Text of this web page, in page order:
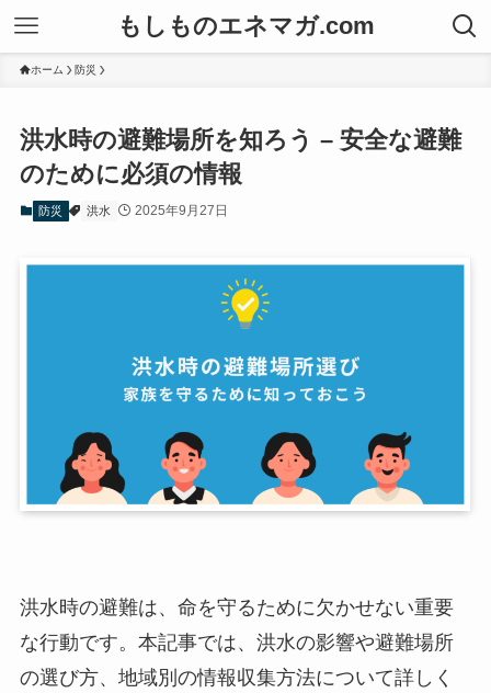
もしものエネマガ.com
ホーム 防災
洪水時の避難場所を知ろう – 安全な避難
のために必須の情報
防災 洪水 2025年9月27日
洪水時の避難は、命を守るために欠かせない重要
な行動です。本記事では、洪水の影響や避難場所
の選び方、地域別の情報収集方法について詳しく